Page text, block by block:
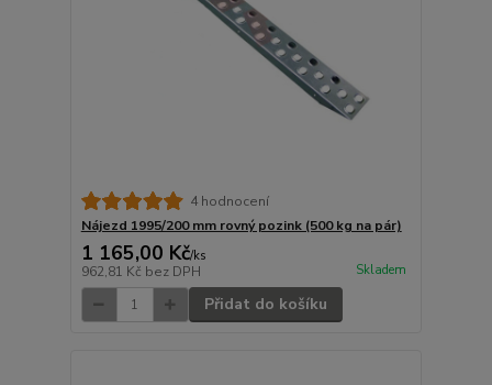
4 hodnocení
Nájezd 1995/200 mm rovný pozink (500 kg na pár)
1 165,00 Kč/ks
962,81 Kč bez DPH Skladem
Přidat do košíku